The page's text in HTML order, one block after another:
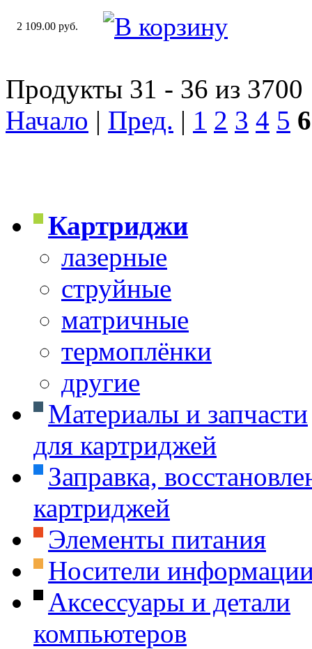
2 109.00 руб.
Продукты 31 - 36 из 3700
Начало | Пред. | 1 2 3 4 5 6
Картриджи
лазерные
струйные
матричные
термоплёнки
другие
Материалы и запчасти
для картриджей
Заправка,
картриджей
Элементы питания
Носители
Аксессуары и детали
компьютеров